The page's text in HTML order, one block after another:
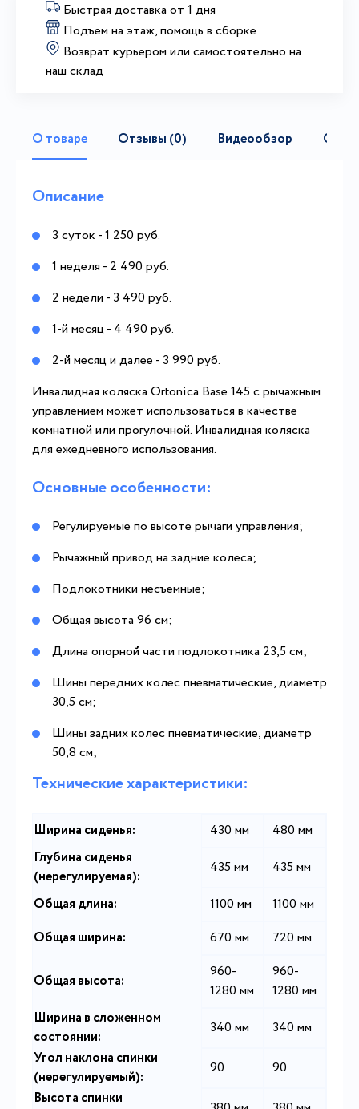
Быстрая доставка от 1 дня
Подъем на этаж, помощь в сборке
Возврат курьером или самостоятельно на
наш склад
О товаре Отзывы (0) Видеообзор
Описание
3 суток - 1 250 руб.
1 неделя - 2 490 руб.
2 недели - 3 490 руб.
1-й месяц - 4 490 руб.
2-й месяц и далее - 3 990 руб.
Инвалидная коляска Ortonica Base 145 с рычажным
управлением может использоваться в качестве
комнатной или прогулочной. Инвалидная коляска
для ежедневного использования.
Основные особенности:
Регулируемые по высоте рычаги управления;
Рычажный привод на задние колеса;
Подлокотники несъемные;
Общая высота 96 см;
Длина опорной части подлокотника 23,5 см;
Шины передних колес пневматические, диаметр
30,5 см;
Шины задних колес пневматические, диаметр
50,8 см;
Технические характеристики:
Ширина сиденья: 430 мм
480 мм
Глубина сиденья
(нерегулируемая):
435 мм
435 мм
Общая длина:
1100 мм
1100 мм
Общая ширина:
670 мм 720 мм
Общая высота:
960-
1280 мм
960-
1280 мм
Ширина в сложенном
состоянии:
340 мм
340 мм
Угол наклона спинки
(нерегулируемый):
90
90
Высота спинки